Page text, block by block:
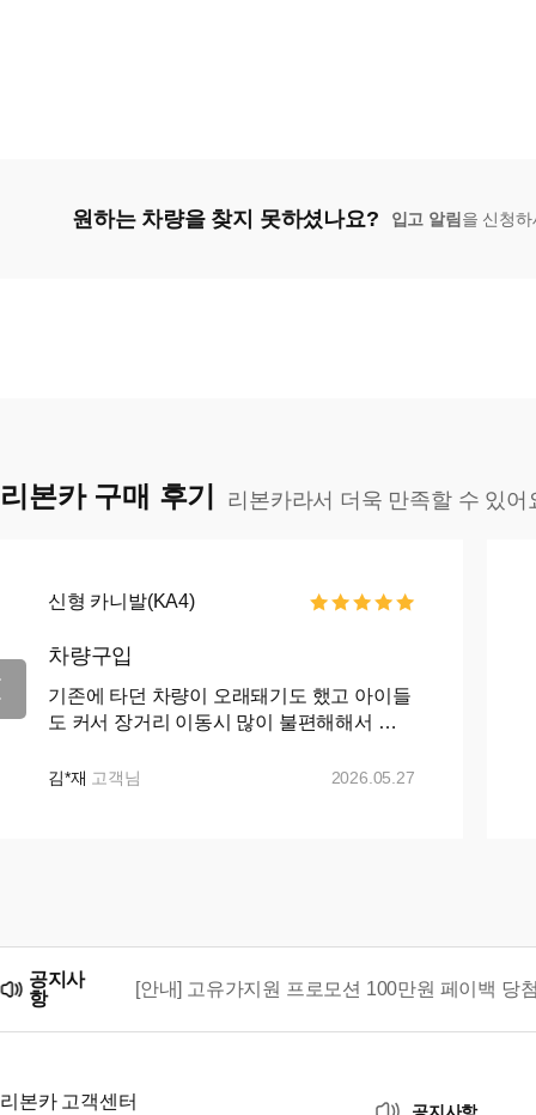
원하는 차량을 찾지 못하셨나요? 입고 알림 을 신청
리본카 구매 후기 리본카라서 더욱 만족할 수 있어
신형 카니발(KA4)
차량구입
기존에 타던 차량이 오래돼기도 했고 아이들
도 커서 장거리 이동시 많이 불편해해서 카
준히 매물검색 해왔으나 마땅히 가격이나 조
김*재 고객님 2026.05.27
공지사
항
[안내] 고유가지원 프로모션 100만원 페이백 당
리본카 고객센터